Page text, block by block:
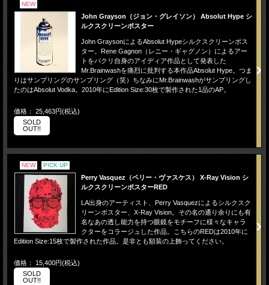
NEW
John Grayson（ジョン・グレイソン） Absolut Hype シ
ルクスクリーンポスター
John GraysonによるAbsolut Hypeシルクスクリーンポス
ター。Rene Gagnon（レニー・ギャグノン）によるアー
トをパクリ自身のアイディア作品として発表した
Mr.Brainwashを痛烈に批判する本作品Absolut Hype。つま
りはサンプリングのサンプリング（笑）ちなみにMr.Brainwashがサンプリングし
たのはAbsolut Vodka。2010年にEdition Size:30枚で製作された1品のAP。
価格： 25,463円(税込)
SOLD
OUT!!
NEW PICK UP
Perry Vasquez（ペリー・ヴァスケス） X-Ray Vision シ
ルクスクリーンポスターRED
LA出身のアーティスト、Perry Vasquezによるシルクスク
リーンポスター、X-Ray Vision。その名の通り余りにも有
名なあの透し能力を持つ眼鏡をモチーフに様々なキャラ
クターをコラージュした作品。こちらのREDは2010年に
Edition Size:15枚で製作された作品。是非とも額装の上飾ってください。
価格： 15,400円(税込)
SOLD
OUT!!